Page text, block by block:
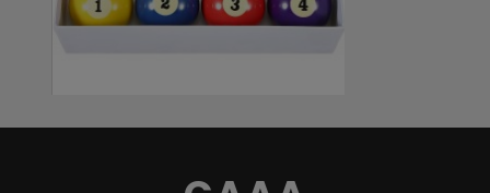
BILLES 50.8MM POUR ...